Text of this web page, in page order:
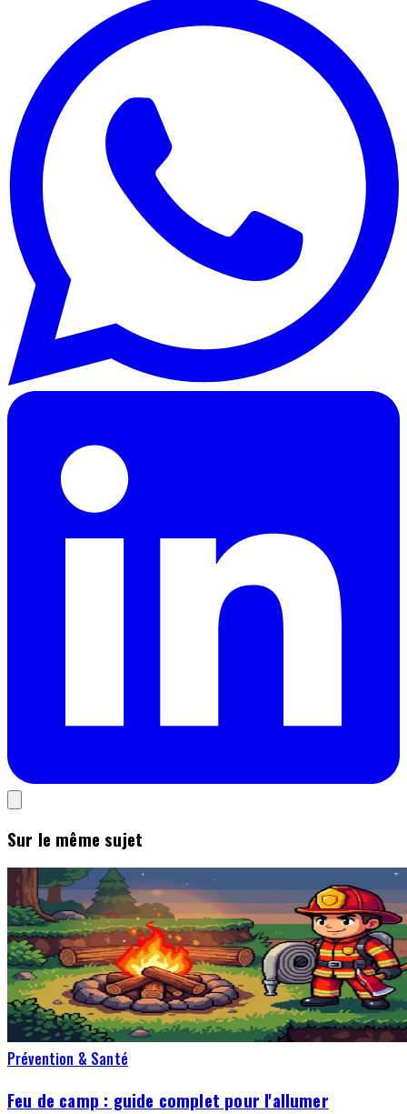
Sur le même sujet
Prévention & Santé
Feu de camp : guide complet pour l'allumer